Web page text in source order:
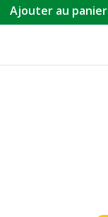
Ajouter au panier
suivante